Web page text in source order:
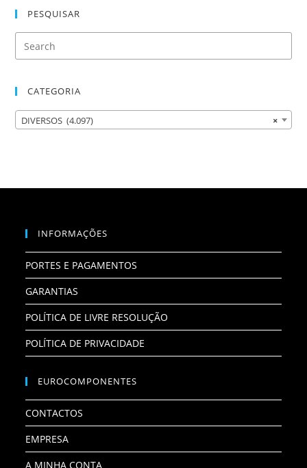
PESQUISAR
CATEGORIA
×
DIVERSOS (4.097)
INFORMAÇÕES
PORTES E PAGAMENTOS
GARANTIAS
POLÍTICA DE LIVRE RESOLUÇÃO
POLÍTICA DE PRIVACIDADE
EUROCOMPONENTES
CONTACTOS
EMPRESA
A MINHA CONTA